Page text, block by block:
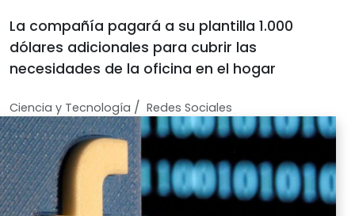
La compañía pagará a su plantilla 1.000
dólares adicionales para cubrir las
necesidades de la oficina en el hogar
Ciencia y Tecnologí­a / Redes Sociales